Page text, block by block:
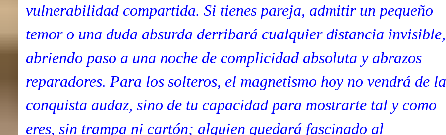
vulnerabilidad compartida. Si tienes pareja, admitir un pequeño
temor o una duda absurda derribará cualquier distancia invisible,
abriendo paso a una noche de complicidad absoluta y abrazos
reparadores. Para los solteros, el magnetismo hoy no vendrá de la
conquista audaz, sino de tu capacidad para mostrarte tal y como
eres, sin trampa ni cartón; alguien quedará fascinado al